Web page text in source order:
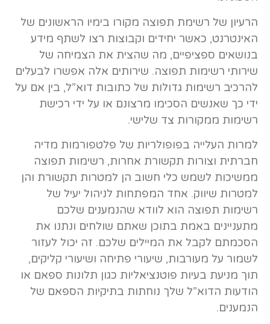
הרעיון של רשימת תפוצה מקורו בימיו הראשונים של
האינטרנט, כאשר יחידים וקבוצות רצו לשתף מידע
בנושאים ספציפיים, מה שהצית את הצמיחה של
שירותי רשימות תפוצה. שירותים אלה אפשרו לבעלים
להרכיב רשימות גדולות של כתובות דוא”ל, בין אם על
ידי כך שאנשים הסכימו מרצונם או על ידי רכישת
רשימות ממקורות צד שלישי.
למרות העלייה בפופולריות של פלטפורמות מדיה
חברתית וצורות תקשורת אחרות, רשימות תפוצה
ממשיכות לשמש כלי חשוב הן למטרות תקשורת והן
למטרות שיווק. אחד המפתחות לניהול יעיל של
רשימות תפוצה הוא לוודא שהנמענים שלכם
מתעניינים באמת בתוכן שאתם שולחים ונתנו את
הסכמתם לקבל את המיילים שלכם. זה יכול לעזור
לשמור על מעורבות, שיעורי פתיחה ושיעורי קליקים,
תוך מניעת בעיות פוטנציאליות כגון תלונות ספאם או
הודעות הדוא”ל שלך נוחתות בתיקיות הספאם של
הנמענים.